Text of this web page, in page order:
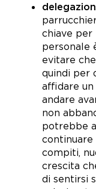
chiave per
personale
evitare
quindi per
affidare
andare
non
potrebbe
continuare
compiti,
crescita
di sentirsi